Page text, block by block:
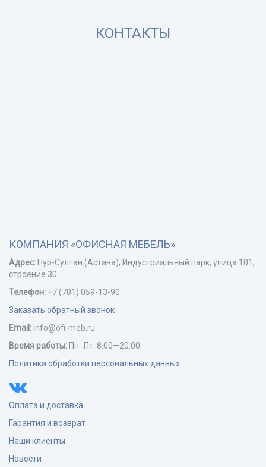
КОНТАКТЫ
КОМПАНИЯ «ОФИСНАЯ МЕБЕЛЬ»
Адрес: Нур-Cултан (Астана), Индустриальный парк, улица 101,
строение 30
Телефон: +7 (701) 059-13-90
Заказать обратный звонок
Email:info@ofi-meb.ru
Время работы: Пн.-Пт.:8:00—20:00
Политика обработки персональных данных
Оплата и доставка
Гарантия и возврат
Наши клиенты
Новости